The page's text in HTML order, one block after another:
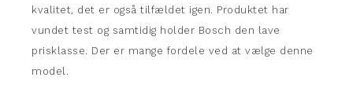
kvalitet, det er også tilfældet igen. Produktet har
vundet test og samtidig holder Bosch den lave
prisklasse. Der er mange fordele ved at vælge denne
model.